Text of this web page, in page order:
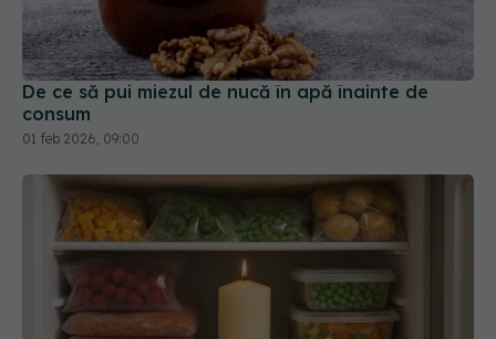
De ce să pui miezul de nucă în apă înainte de
consum
01 feb 2026, 09:00